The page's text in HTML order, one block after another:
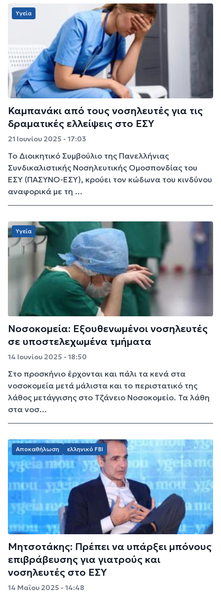
Υγεία
Καμπανάκι από τους νοσηλευτές για τις
δραματικές ελλείψεις στο ΕΣΥ
21 Ιουνίου 2025 - 17:03
Το Διοικητικό Συμβούλιο της Πανελλήνιας
Συνδικαλιστικής Νοσηλευτικής Ομοσπονδίας του
ΕΣΥ (ΠΑΣΥΝΟ-ΕΣΥ), κρούει τον κώδωνα του κινδύνου
αναφορικά με τη ...
Υγεία
Νοσοκομεία: Εξουθενωμένοι νοσηλευτές
σε υποστελεχωμένα τμήματα
14 Ιουνίου 2025 - 18:50
Στο προσκήνιο έρχονται και πάλι τα κενά στα
νοσοκομεία μετά μάλιστα και το περιστατικό της
λάθος μετάγγισης στο Τζάνειο Νοσοκομείο. Τα λάθη
στα νοσ...
Αποκαθήλωση ελληνικό FBI
Μητσοτάκης: Πρέπει να υπάρξει μπόνους
επιβράβευσης για γιατρούς και
νοσηλευτές στο ΕΣΥ
14 Μαΐου 2025 - 14:48